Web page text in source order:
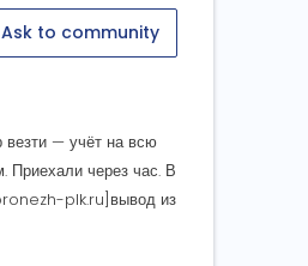
Ask to community
везти — учёт на всю
Приехали через час. В
plk.ru]вывод из